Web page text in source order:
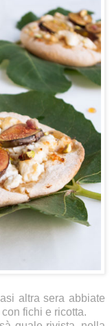
altra sera abbiate
fichi e ricotta.